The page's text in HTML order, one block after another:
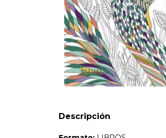
Descripción
Formato:LIBROS
Editorial:Blume
Encuadernación:Tapa Blanda
Idioma:Español